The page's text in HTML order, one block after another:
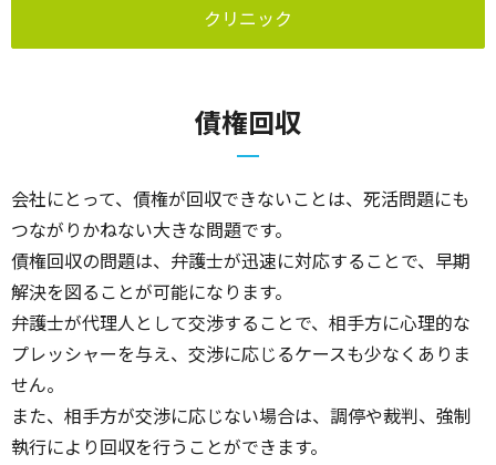
クリニック
債権回収
会社にとって、債権が回収できないことは、死活問題にも
つながりかねない大きな問題です。
債権回収の問題は、弁護士が迅速に対応することで、早期
解決を図ることが可能になります。
弁護士が代理人として交渉することで、相手方に心理的な
プレッシャーを与え、交渉に応じるケースも少なくありま
せん。
また、相手方が交渉に応じない場合は、調停や裁判、強制
執行により回収を行うことができます。